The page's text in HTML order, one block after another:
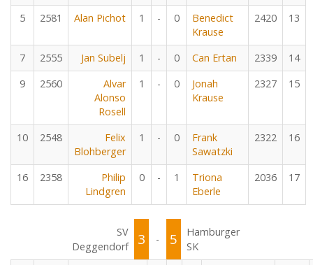
5 2581 Alan Pichot 1 - 0
Benedict
Krause
2420 13
7 2555 Jan Subelj 1 - 0 Can Ertan 2339
14
9
2560
Alvar
Alonso
Rosell
1 - 0
Jonah
Krause
2327 15
10 2548
Felix
Blohberger
1 - 0
Frank
Sawatzki
2322 16
16 2358
Philip
Lindgren
0 - 1
Triona
Eberle
2036 17
SV
Deggendorf
3 - 5
Hamburger
SK